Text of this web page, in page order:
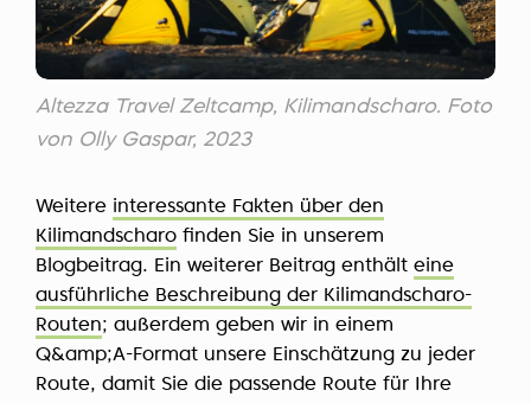
Altezza Travel Zeltcamp, Kilimandscharo. Foto
von Olly Gaspar, 2023
Weitere interessante Fakten über den
Kilimandscharo finden Sie in unserem
Blogbeitrag. Ein weiterer Beitrag enthält eine
ausführliche Beschreibung der Kilimandscharo-
Routen; außerdem geben wir in einem
Q&amp;A-Format unsere Einschätzung zu jeder
Route, damit Sie die passende Route für Ihre